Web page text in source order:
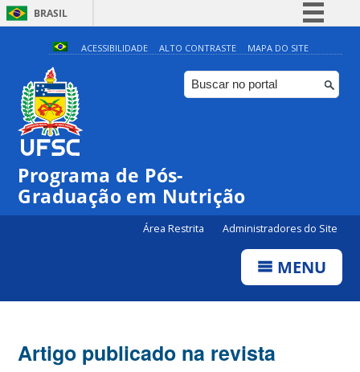
BRASIL
Simplifique!
Comunica BR
Participe
ACESSIBILIDADE ALTO CONTRASTE MAPA DO SITE
Programa de Pós-
Graduação em Nutrição
Área Restrita Administradores do Site
MENU
Artigo publicado na revista